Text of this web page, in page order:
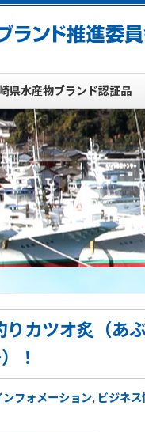
県水産物ブランド認証品
カツオ炙（あ
！
ンフォメーション, ビジネ